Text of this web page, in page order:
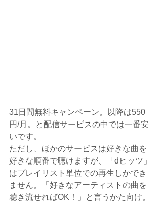
31日間無料キャンペーン。以降は550
円/月。と配信サービスの中では一番安
いです。
ただし、ほかのサービスは好きな曲を
好きな順番で聴けますが、「dヒッツ」
はプレイリスト単位での再生しかでき
ません。「好きなアーティストの曲を
聴き流せればOK！」と言うかた向け。